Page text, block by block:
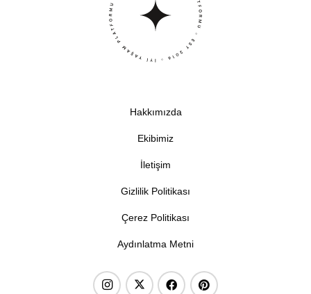
Hakkımızda
Ekibimiz
İletişim
Gizlilik Politikası
Çerez Politikası
Aydınlatma Metni